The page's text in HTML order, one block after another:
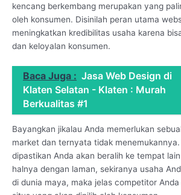
kencang berkembang merupakan yang
oleh konsumen. Disinilah peran utama
meningkatkan kredibilitas usaha karena
dan keloyalan konsumen.
Baca Juga : Jasa Web Design di
Klaten Selatan - Klaten : Murah
Berkualitas #1
Bayangkan jikalau Anda memerlukan
market dan ternyata tidak
dipastikan Anda akan beralih ke tempat
halnya dengan laman, sekiranya usaha
di dunia maya, maka jelas competitor